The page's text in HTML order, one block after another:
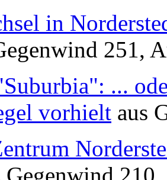
in
251,
...
vorhielt aus
Gegenwind